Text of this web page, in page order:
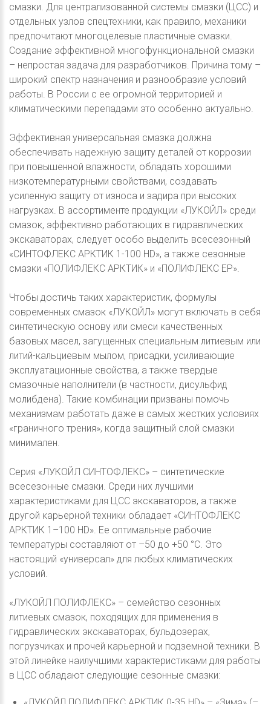
смазки. Для централизованной системы смазки (ЦСС) и
отдельных узлов спецтехники, как правило, механики
предпочитают многоцелевые пластичные смазки.
Создание эффективной многофункциональной смазки
– непростая задача для разработчиков. Причина тому –
широкий спектр назначения и разнообразие условий
работы. В России с ее огромной территорией и
климатическими перепадами это особенно актуально.
Эффективная универсальная смазка должна
обеспечивать надежную защиту деталей от коррозии
при повышенной влажности, обладать хорошими
низкотемпературными свойствами, создавать
усиленную защиту от износа и задира при высоких
нагрузках. В ассортименте продукции «ЛУКОЙЛ» среди
смазок, эффективно работающих в гидравлических
экскаваторах, следует особо выделить всесезонный
«СИНТОФЛЕКС АРКТИК 1-100 HD», а также сезонные
смазки «ПОЛИФЛЕКС АРКТИК» и «ПОЛИФЛЕКС EР».
Чтобы достичь таких характеристик, формулы
современных смазок «ЛУКОЙЛ» могут включать в себя
синтетическую основу или смеси качественных
базовых масел, загущенных специальным литиевым или
литий-кальциевым мылом, присадки, усиливающие
эксплуатационные свойства, а также твердые
смазочные наполнители (в частности, дисульфид
молибдена). Такие комбинации призваны помочь
механизмам работать даже в самых жестких условиях
«граничного трения», когда защитный слой смазки
минимален.
Серия «ЛУКОЙЛ СИНТОФЛЕКС» – синтетические
всесезонные смазки. Среди них лучшими
характеристиками для ЦСС экскаваторов, а также
другой карьерной техники обладает «СИНТОФЛЕКС
АРКТИК 1–100 HD». Ее оптимальные рабочие
температуры составляют от –50 до +50 °С. Это
настоящий «универсал» для любых климатических
условий.
«ЛУКОЙЛ ПОЛИФЛЕКС» – семейство сезонных
литиевых смазок, походящих для применения в
гидравлических экскаваторах, бульдозерах,
погрузчиках и прочей карьерной и подземной техники. В
этой линейке наилучшими характеристиками для работы
в ЦСС обладают следующие сезонные смазки: